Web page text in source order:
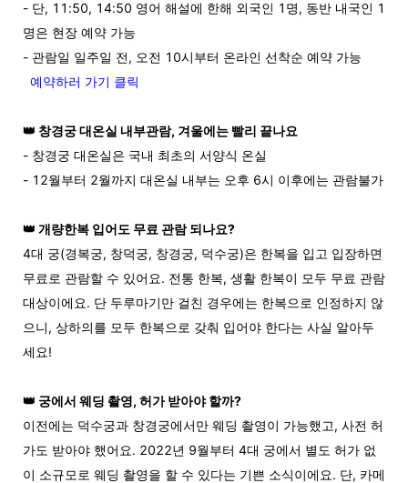
- 단, 11:50, 14:50 영어 해설에 한해 외국인 1 명, 동반 내국인 1
명은 현장 예약 가능
- 관람일 일주일 전, 오전 10시부터 온라인 선착순 예약 가능
예약하러 가기 클릭
👑 창경궁 대온실 내부관람, 겨울에는 빨리 끝나요
- 창경궁 대온실은 국내 최초의 서양식 온실
- 12월부터 2월까지 대온실 내부는 오후 6시 이후에는 관람불가
👑 개량한복 입어도 무료 관람 되나요?
4대 궁(경복궁, 창덕궁, 창경궁, 덕수궁)은 한복을 입고 입장하면
무료로 관람할 수 있어요. 전통 한복, 생활 한복이 모두 무료 관람
대상이에요. 단 두루마기만 걸친 경우에는 한복으로 인정하지 않
으니, 상하의를 모두 한복으로 갖춰 입어야 한다는 사실 알아두
세요!
👑 궁에서 웨딩 촬영, 허가 받아야 할까?
이전에는 덕수궁과 창경궁에서만 웨딩 촬영이 가능했고, 사전 허
가도 받아야 했어요. 2022년 9월부터 4대 궁에서 별도 허가 없
이 소규모로 웨딩 촬영을 할 수 있다는 기쁜 소식이에요. 단, 카메